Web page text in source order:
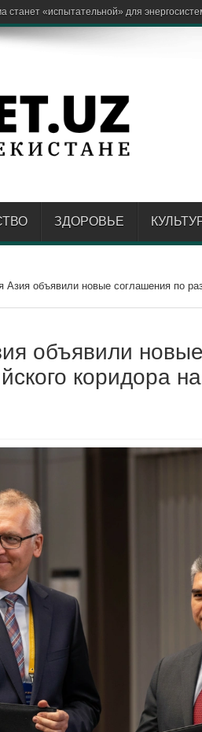
Анваржон
ЗДОРОВЬЕ
Азия объявили новые соглашения по
объявили
коридора